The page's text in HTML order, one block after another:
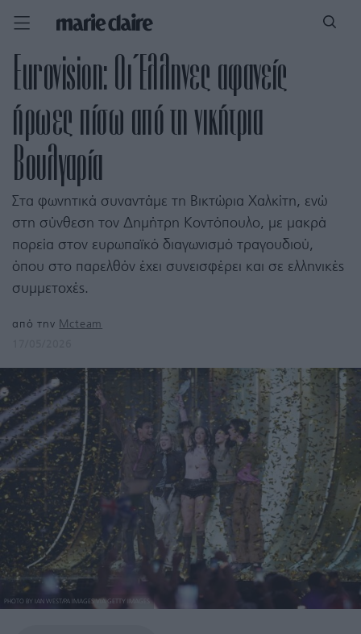
Eurovision: Οι Έλληνες αφανείς
ήρωες πίσω από τη νικήτρια
Βουλγαρία
Στα φωνητικά συναντάμε τη Βικτώρια Χαλκίτη, ενώ
στη σύνθεση τον Δημήτρη Κοντόπουλο, με μακρά
πορεία στον ευρωπαϊκό διαγωνισμό τραγουδιού,
όπου στο παρελθόν έχει συνεισφέρει και σε ελληνικές
συμμετοχές.
από την Mcteam
PHOTO BY IAN WEST/PA IMAGES VIA GETTY IMAGES